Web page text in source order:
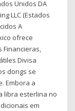
Unidos DA
LLC (Estados
A
ofrece
Financieras,
Divisa
dongs se
Embora a
libra esterlina no
em